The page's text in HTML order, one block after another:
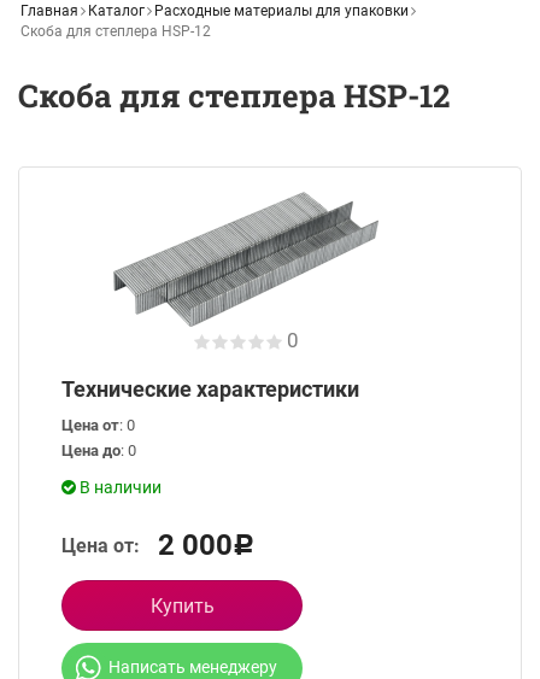
Главная Каталог
Расходные материалы для упаковки
Скоба для степлера HSP-12
Скоба для степлера HSP-12
0
Технические характеристики
Цена от: 0
Цена до: 0
В наличии
Цена от: 2 000Р
Купить
Написать менеджеру